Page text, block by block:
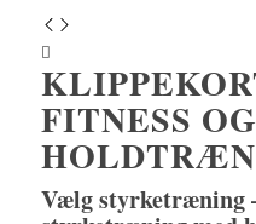
FITNESS OG
Vælg styrketræning